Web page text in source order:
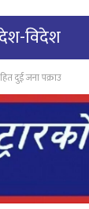
विदेश
दुई जना पक्राउ